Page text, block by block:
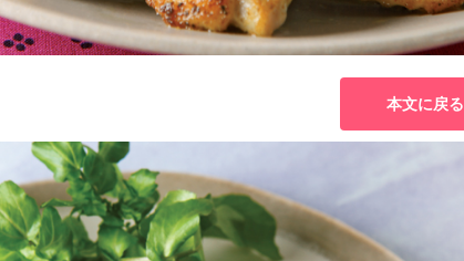
本文に戻る